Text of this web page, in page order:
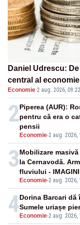
Daniel Udrescu:
central al
Economie·2 aug. 2026, 09:22
2
Economie-2 aug. 2026,
Piperea (AUR):
pentru că era o
pensii
3
Economie-2 aug. 2026,
Mobilizare
la Cernavodă.
fluviului - IMAGINI
4 Economie-2 aug. 2026,
Dorina Barcari
Sumele uriașe